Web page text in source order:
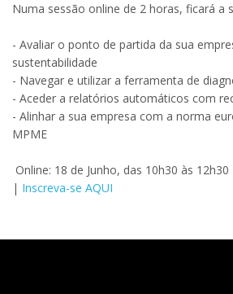
Numa sessão online de 2 horas, ficará a
- Avaliar o ponto de partida da sua
sustentabilidade
- Navegar e utilizar a ferramenta de
- Aceder a relatórios automáticos com
- Alinhar a sua empresa com a norma
MPME
Online: 18 de Junho, das 10h30 às
| Inscreva-se AQUI